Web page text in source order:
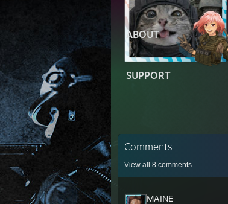
ABOUT
SUPPORT
Comments
View all 8 comments
MAINE